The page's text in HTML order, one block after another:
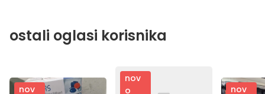
ostali oglasi korisnika
nov
nov
o
nov